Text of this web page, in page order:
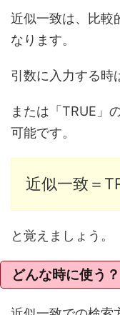
近似一致は、比較
なります。
引数に入力する時
または「TRUE」
可能です。
近似一致＝
と覚えましょう。
どんな時に使う？